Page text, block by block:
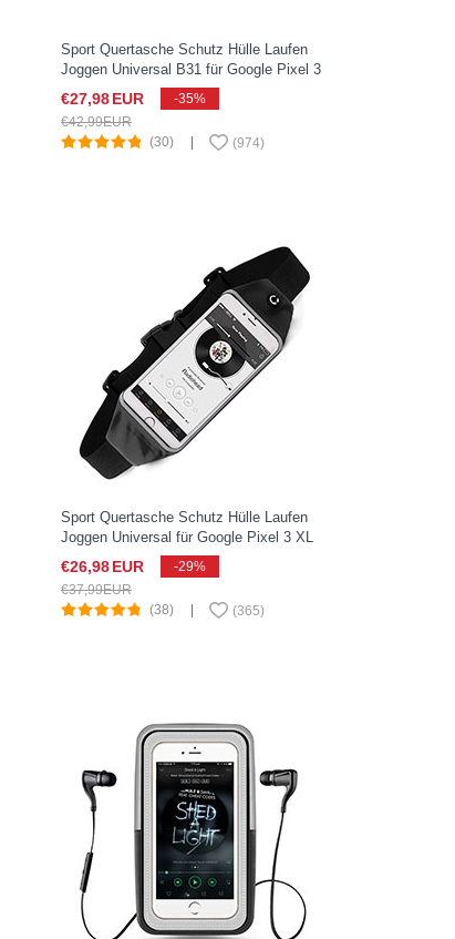
Sport Quertasche Schutz Hülle Laufen
Joggen Universal B31 für Google Pixel 3
XL Hellblau
€27,98EUR
-35%
€42,99EUR
(30)
(974)
Sport Quertasche Schutz Hülle Laufen
Joggen Universal für Google Pixel 3 XL
Schwarz
€26,98EUR
-29%
€37,99EUR
(38)
(365)